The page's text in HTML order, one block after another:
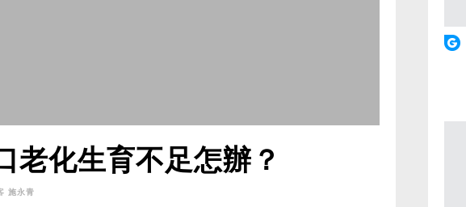
老化生育不足怎辦？
施永青